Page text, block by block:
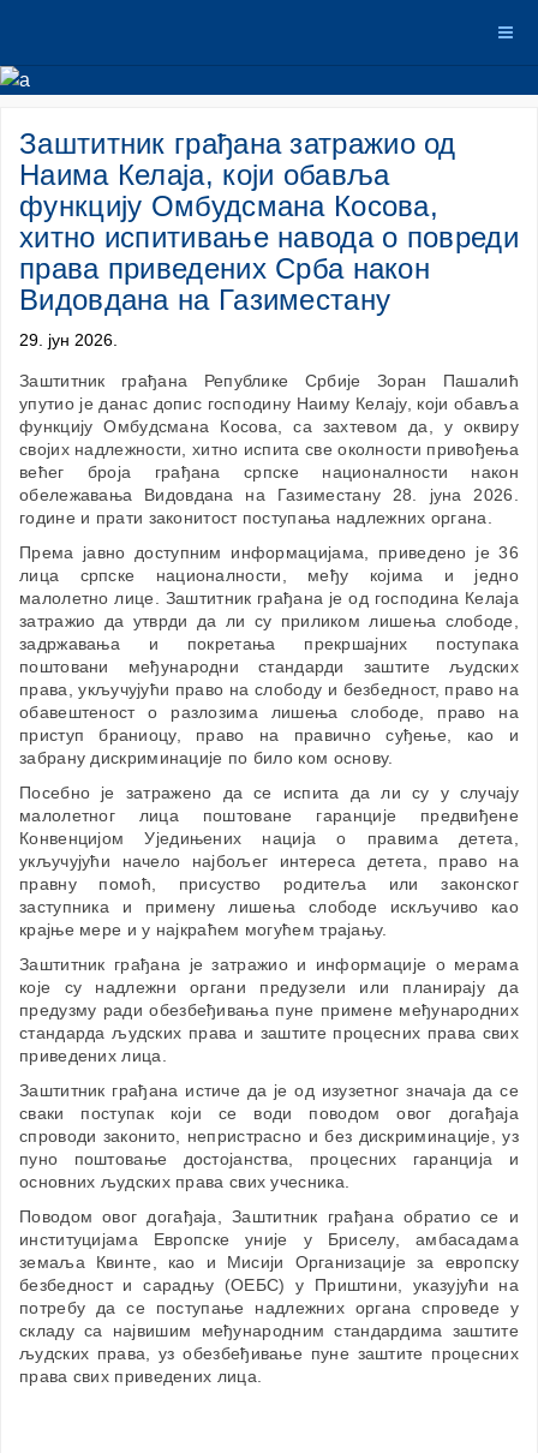
Заштитник грађана затражио од
Наима Келаја, који обавља
функцију Омбудсмана Косова,
хитно испитивање навода о повреди
права приведених Срба након
Видовдана на Газиместану
29. јун 2026.
Заштитник грађана Републике Србије Зоран Пашалић
упутио је данас допис господину Наиму Келају, који обавља
функцију Омбудсмана Косова, са захтевом да, у оквиру
својих надлежности, хитно испита све околности привођења
већег броја грађана српске националности након
обележавања Видовдана на Газиместану 28. јуна 2026.
године и прати законитост поступања надлежних органа.
Према јавно доступним информацијама, приведено је 36
лица српске националности, међу којима и једно
малолетно лице. Заштитник грађана је од господина Келаја
затражио да утврди да ли су приликом лишења слободе,
задржавања и покретања прекршајних поступака
поштовани међународни стандарди заштите људских
права, укључујући право на слободу и безбедност, право на
обавештеност о разлозима лишења слободе, право на
приступ браниоцу, право на правично суђење, као и
забрану дискриминације по било ком основу.
Посебно је затражено да се испита да ли су у случају
малолетног лица поштоване гаранције предвиђене
Конвенцијом Уједињених нација о правима детета,
укључујући начело најбољег интереса детета, право на
правну помоћ, присуство родитеља или законског
заступника и примену лишења слободе искључиво као
крајње мере и у најкраћем могућем трајању.
Заштитник грађана је затражио и информације о мерама
које су надлежни органи предузели или планирају да
предузму ради обезбеђивања пуне примене међународних
стандарда људских права и заштите процесних права свих
приведених лица.
Заштитник грађана истиче да је од изузетног значаја да се
сваки поступак који се води поводом овог догађаја
спроводи законито, непристрасно и без дискриминације, уз
пуно поштовање достојанства, процесних гаранција и
основних људских права свих учесника.
Поводом овог догађаја, Заштитник грађана обратио се и
институцијама Европске уније у Бриселу, амбасадама
земаља Квинте, као и Мисији Организације за европску
безбедност и сарадњу (ОЕБС) у Приштини, указујући на
потребу да се поступање надлежних органа спроведе у
складу са највишим међународним стандардима заштите
људских права, уз обезбеђивање пуне заштите процесних
права свих приведених лица.